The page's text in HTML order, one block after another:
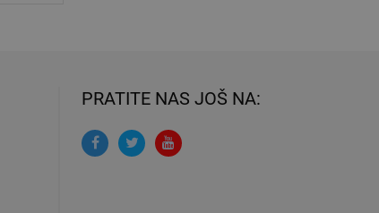
PRATITE NAS JOŠ NA: